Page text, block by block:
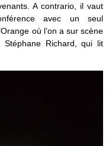
A contrario, il vaut
avec un seul
où l’on a sur scène
Richard, qui lit